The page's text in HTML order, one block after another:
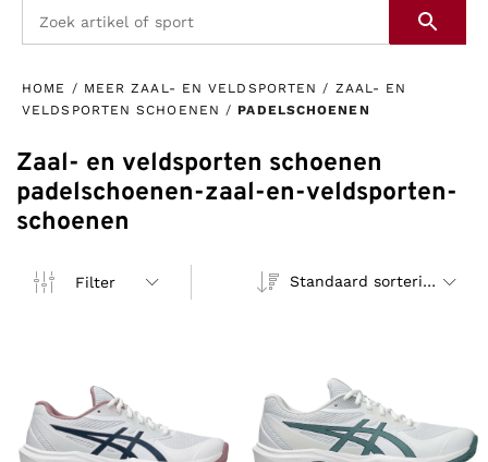
HOME / MEER ZAAL- EN VELDSPORTEN / ZAAL- EN
VELDSPORTEN SCHOENEN /PADELSCHOENEN
Zaal- en veldsporten schoenen
padelschoenen-zaal-en-veldsporten-
schoenen
Filter Standaard sortering